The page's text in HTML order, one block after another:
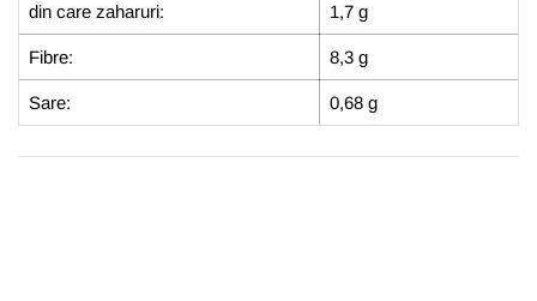
din care zaharuri: 1,7 g
Fibre: 8,3 g
Sare: 0,68 g